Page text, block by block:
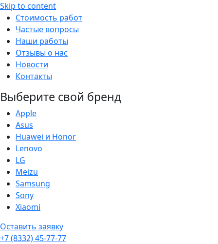
Skip to content
Стоимость работ
Частые вопросы
Наши работы
Отзывы о нас
Новости
Контакты
Выберите свой бренд
Apple
Asus
Huawei и Honor
Lenovo
LG
Meizu
Samsung
Sony
Xiaomi
Оставить заявку
+7 (8332) 45-77-77